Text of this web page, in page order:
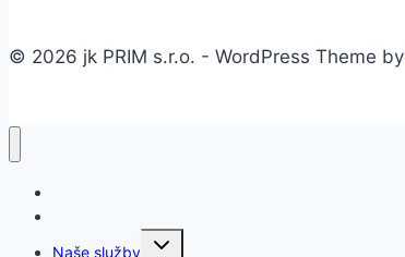
© 2026 jk PRIM s.r.o. - WordPress Theme by
Naše služby
Toggle